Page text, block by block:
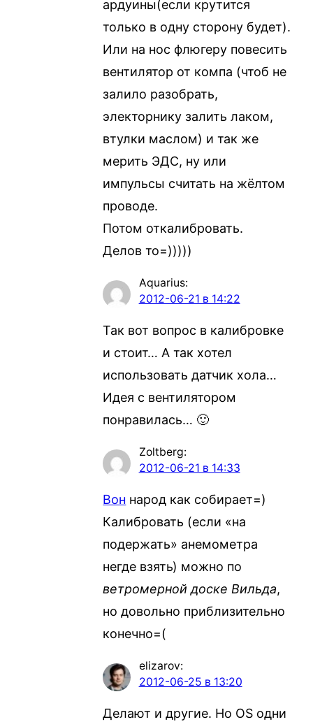
ардуины(если крутится
только в одну сторону будет).
Или на нос флюгеру повесить
вентилятор от компа (чтоб не
залило разобрать,
электорнику залить лаком,
втулки маслом) и так же
мерить ЭДС, ну или
импульсы считать на жёлтом
проводе.
Потом откалибровать.
Делов то=)))))
Aquarius:
2012-06-21 в 14:22
Так вот вопрос в калибровке
и стоит… А так хотел
использовать датчик хола…
Идея с вентилятором
понравилась… 🙂
Zoltberg:
2012-06-21 в 14:33
Вон народ как собирает=)
Калибровать (если «на
подержать» анемометра
негде взять) можно по
ветромерной доске Вильда,
но довольно приблизительно
конечно=(
elizarov:
2012-06-25 в 13:20
Делают и другие. Но OS одни